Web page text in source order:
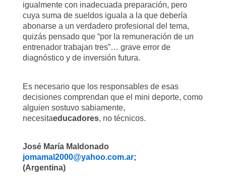
igualmente con inadecuada preparación, pero
cuya suma de sueldos iguala a la que debería
abonarse a un verdadero profesional del tema,
quizás pensado que “por la remuneración de un
entrenador trabajan tres”… grave error de
diagnóstico y de inversión futura.
Es necesario que los responsables de esas
decisiones comprendan que el mini deporte, como
alguien sostuvo sabiamente,
necesitaeducadores, no técnicos.
José María Maldonado
jomamal2000@yahoo.com.ar;
(Argentina)